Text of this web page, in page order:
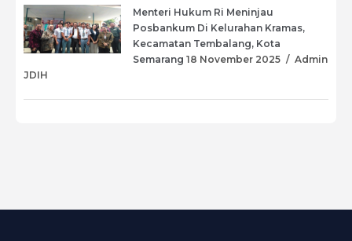
Menteri Hukum Ri Meninjau
Posbankum Di Kelurahan Kramas,
Kecamatan Tembalang, Kota
Semarang 18 November 2025 / Admin
JDIH